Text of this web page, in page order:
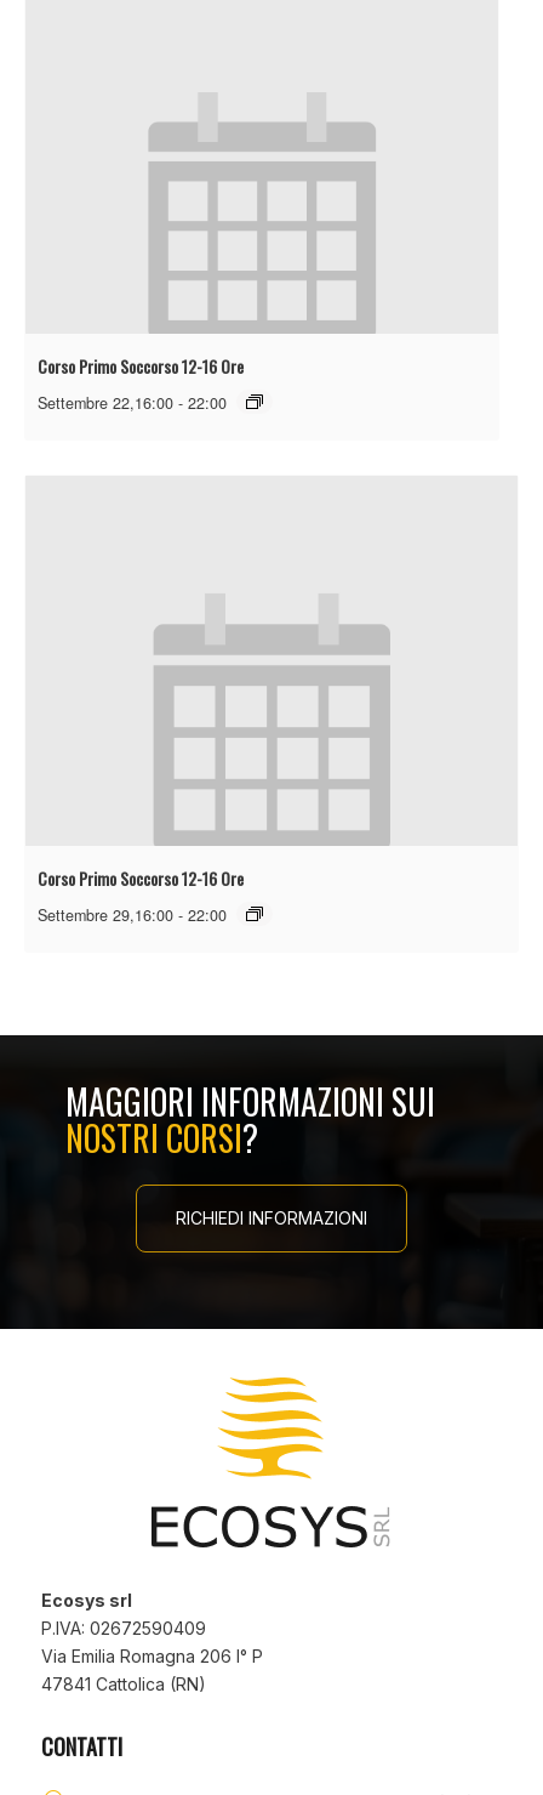
Corso Primo Soccorso 12-16 Ore
Settembre 22,16:00 - 22:00
Corso Primo Soccorso 12-16 Ore
Settembre 29,16:00 - 22:00
MAGGIORI INFORMAZIONI SUI
NOSTRI CORSI?
RICHIEDI INFORMAZIONI
Ecosys srl
P.IVA: 02672590409
Via Emilia Romagna 206 I° P
47841 Cattolica (RN)
CONTATTI